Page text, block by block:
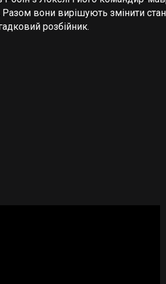
Разом вони вирішують змінити
розбійник.